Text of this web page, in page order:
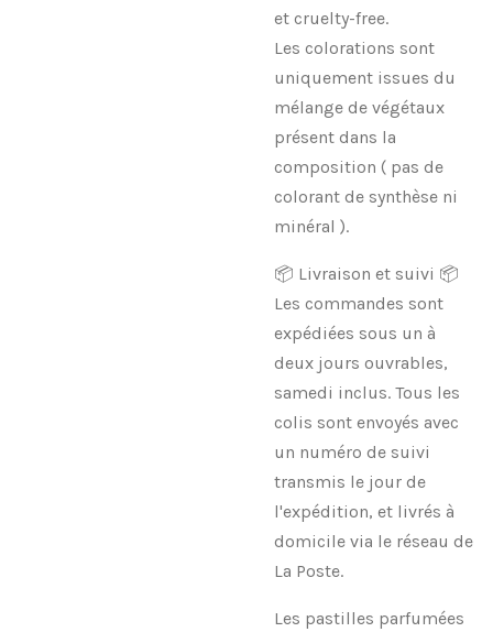
et cruelty-free.
Les colorations sont
uniquement issues du
mélange de végétaux
présent dans la
composition ( pas de
colorant de synthèse ni
minéral ).
📦 Livraison et suivi 📦
Les commandes sont
expédiées sous un à
deux jours ouvrables,
samedi inclus. Tous les
colis sont envoyés avec
un numéro de suivi
transmis le jour de
l'expédition, et livrés à
domicile via le réseau de
La Poste.
Les pastilles parfumées